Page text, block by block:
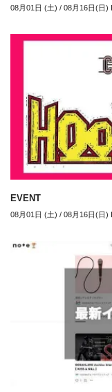
08月01日 (土) / 08月16日(日
EVENT
08月01日 (土) / 08月16日(日